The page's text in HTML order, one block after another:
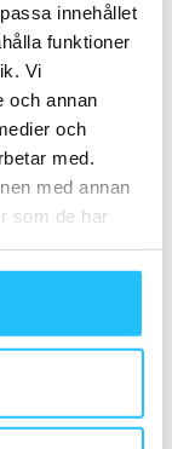
innehållet
funktioner
Vi
och annan
och
med.
med annan
som de har
– förbättrar
trots färre